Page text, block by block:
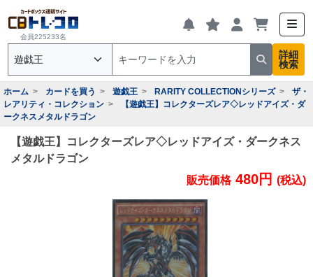
会員225233名
詳細
検索
ホーム カードを買う 遊戯王 RARITY COLLECTIONシリーズ
ザ・
レアリティ・コレクション
【遊戯王】コレクターズレア◇レッドアイズ・ダ
ークネスメタルドラゴン
【遊戯王】コレクターズレア◇レッドアイズ・ダークネス
メタルドラゴン
販売価格 480円 (税込)